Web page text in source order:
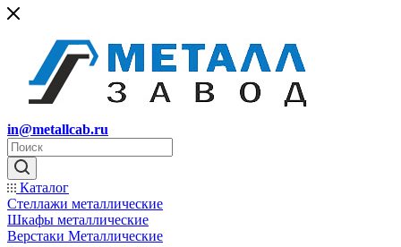
in@metallcab.ru
Каталог
Стеллажи металлические
Шкафы металлические
Верстаки Металлические